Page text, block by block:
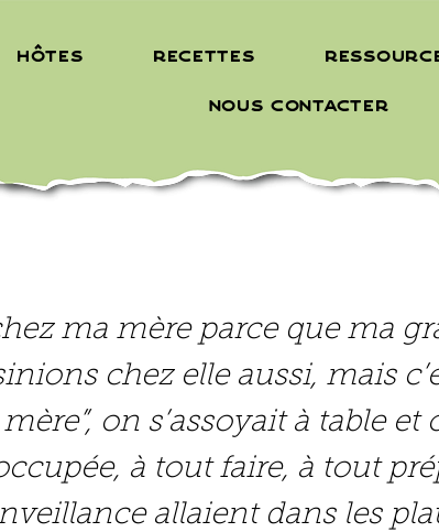
Hôtes Recettes
Nous contacter
ma mère parce que ma
chez elle aussi, mais
on s’assoyait à table
à tout faire, à tout
allaient dans les